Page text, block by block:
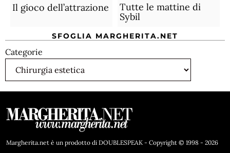
Il gioco dell’attrazione
Tutte le mattine di
Sybil
SFOGLIA MARGHERITA.NET
Categorie
Margherita.net è un prodotto di DOUBLESPEAK - Copyright © 1998 - 2026